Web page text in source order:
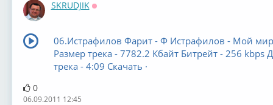
SKRUDJIK
06.Истрафилов Фарит - Ф Истрафилов - Мой мир
Размер трека - 7782.2 Кбайт Битрейт - 256 kbps
трека - 4:09 Скачать ·
0
06.09.2011 12:45